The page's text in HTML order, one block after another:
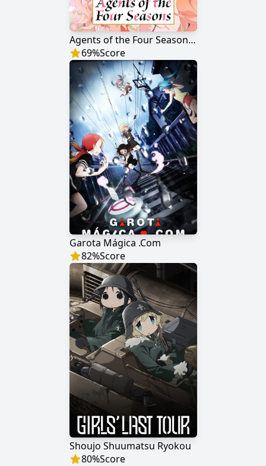
Agents of the Four Seasons: Dance of Spring
69%Score
Garota Mágica .Com
82%Score
Shoujo Shuumatsu Ryokou
80%Score